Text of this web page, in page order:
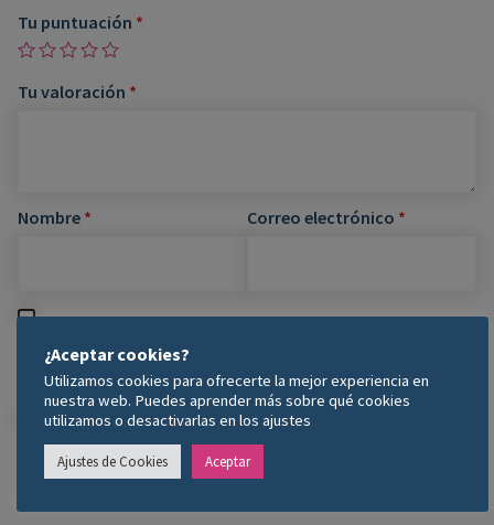
Tu puntuación *
Tu valoración *
Nombre * Correo electrónico *
navegador para la próxima vez que comente.
¿Aceptar cookies?
Utilizamos cookies para ofrecerte la mejor experiencia en
nuestra web. Puedes aprender más sobre qué cookies
utilizamos o desactivarlas en los ajustes
Ajustes de Cookies Aceptar